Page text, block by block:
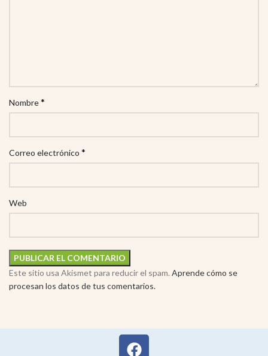
Nombre*
Correo electrónico *
Web
Este sitio usa Akismet para reducir el spam. Aprende cómo se
procesan los datos de tus comentarios.